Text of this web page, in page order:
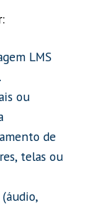
LMS
ou
de
telas ou